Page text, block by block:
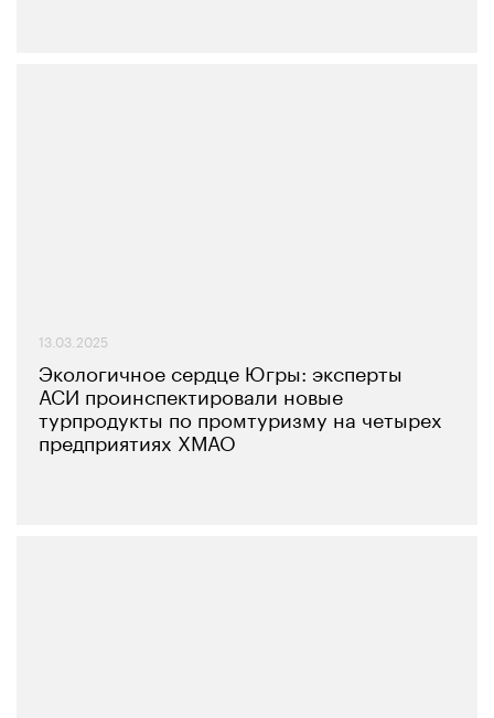
13.03.2025
Экологичное сердце Югры: эксперты
АСИ проинспектировали новые
турпродукты по промтуризму на четырех
предприятиях ХМАО